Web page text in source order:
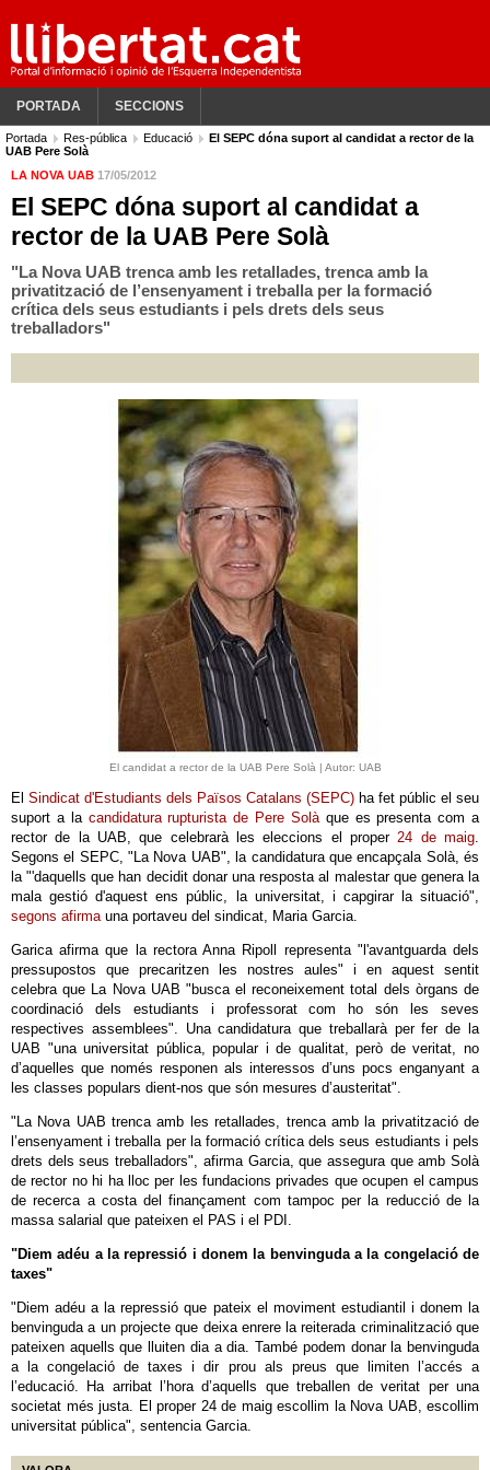
PORTADA SECCIONS
Portada Res-pública Educació
El SEPC dóna suport al candidat a rector de la
UAB Pere Solà
LA NOVA UAB 17/05/2012
El SEPC dóna suport al candidat a
rector de la UAB Pere Solà
"La Nova UAB trenca amb les retallades, trenca amb la
privatització de l’ensenyament i treballa per la formació
crítica dels seus estudiants i pels drets dels seus
treballadors"
El candidat a rector de la UAB Pere Solà | Autor: UAB
El Sindicat d'Estudiants dels Països Catalans (SEPC) ha fet públic el seu
suport a la candidatura rupturista de Pere Solàque es presenta com a
rector de la UAB, que celebrarà les eleccions el proper24 de maig.
Segons el SEPC, "La Nova UAB", la candidatura que encapçala Solà, és
la "'daquells que han decidit donar una resposta al malestar que genera la
mala gestió d'aquest ens públic, la universitat, i capgirar la situació",
segons afirmauna portaveu del sindicat, Maria Garcia.
Garica afirma que la rectora Anna Ripoll representa "l'avantguarda dels
pressupostos que precaritzen les nostres aules" i en aquest sentit
celebra que La Nova UAB "busca el reconeixement total dels òrgans de
coordinació dels estudiants i professorat com ho són les seves
respectives assemblees". Una candidatura que treballarà per fer de la
UAB "una universitat pública, popular i de qualitat, però de veritat, no
d’aquelles que només responen als interessos d’uns pocs enganyant a
les classes populars dient-nos que són mesures d’austeritat".
"La Nova UAB trenca amb les retallades, trenca amb la privatització de
l’ensenyament i treballa per la formació crítica dels seus estudiants i pels
drets dels seus treballadors", afirma Garcia, que assegura que amb Solà
de rector no hi ha lloc per les fundacions privades que ocupen el campus
de recerca a costa del finançament com tampoc per la reducció de la
massa salarial que pateixen el PAS i el PDI.
"Diem adéu a la repressió i donem la benvinguda a la congelació de
taxes"
"Diem adéu a la repressió que pateix el moviment estudiantil i donem la
benvinguda a un projecte que deixa enrere la reiterada criminalització que
pateixen aquells que lluiten dia a dia. També podem donar la benvinguda
a la congelació de taxes i dir prou als preus que limiten l’accés a
l’educació. Ha arribat l’hora d’aquells que treballen de veritat per una
societat més justa. El proper 24 de maig escollim la Nova UAB, escollim
universitat pública", sentencia Garcia.